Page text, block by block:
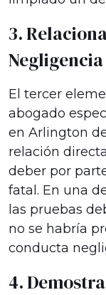
3.
El tercer
abogado
en Arlington
relación
deber por
fatal. En una
las pruebas
no se habría
conducta
4.